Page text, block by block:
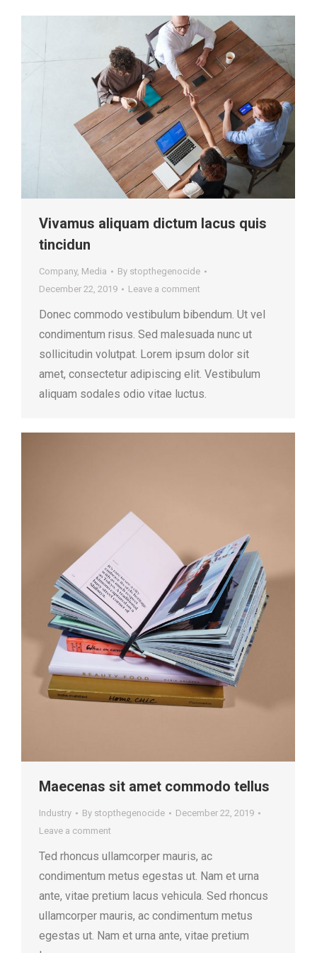
Vivamus aliquam dictum lacus quis
tincidun
Company, Media By stopthegenocide
December 22, 2019
Leave a comment
Donec commodo vestibulum bibendum. Ut vel
condimentum risus. Sed malesuada nunc ut
sollicitudin volutpat. Lorem ipsum dolor sit
amet, consectetur adipiscing elit. Vestibulum
aliquam sodales odio vitae luctus.
Maecenas sit amet commodo tellus
Industry By stopthegenocide
December 22, 2019
Leave a comment
Ted rhoncus ullamcorper mauris, ac
condimentum metus egestas ut. Nam et urna
ante, vitae pretium lacus vehicula. Sed rhoncus
ullamcorper mauris, ac condimentum metus
egestas ut. Nam et urna ante, vitae pretium